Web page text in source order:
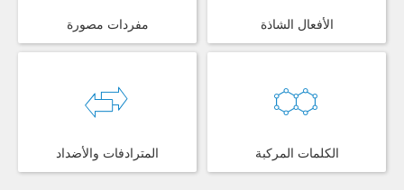
مفردات مصورة الأفعال الشاذة
المترادفات والأضداد الكلمات المركبة